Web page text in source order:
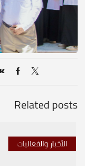
Related posts
الأخبار والفعاليات